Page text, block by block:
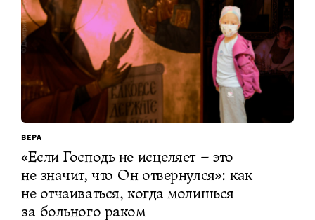
ВЕРА
«Если Господь не исцеляет – это
не значит, что Он отвернулся»: как
не отчаиваться, когда молишься
за больного раком